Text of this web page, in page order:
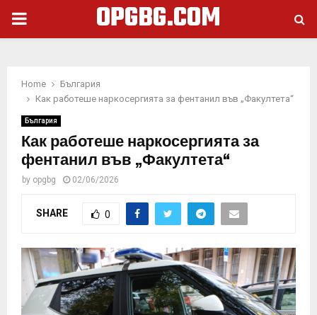
PRIMARY
OPGBG.COM
Home
България
Как работеше наркосергията за фентанил във „Факултета“
България
Как работеше наркосергията за
фентанил във „Факултета“
by opgbg 02/06/2026
SHARE 0